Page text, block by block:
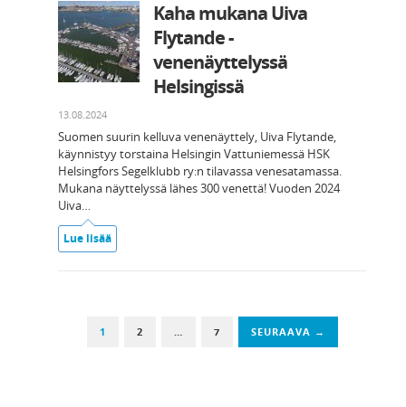
Kaha mukana Uiva
Flytande -
venenäyttelyssä
Helsingissä
13.08.2024
Suomen suurin kelluva venenäyttely, Uiva Flytande,
käynnistyy torstaina Helsingin Vattuniemessä HSK
Helsingfors Segelklubb ry:n tilavassa venesatamassa.
Mukana näyttelyssä lähes 300 venettä! Vuoden 2024
Uiva…
Lue lisää
1 2 … 7 SEURAAVA →